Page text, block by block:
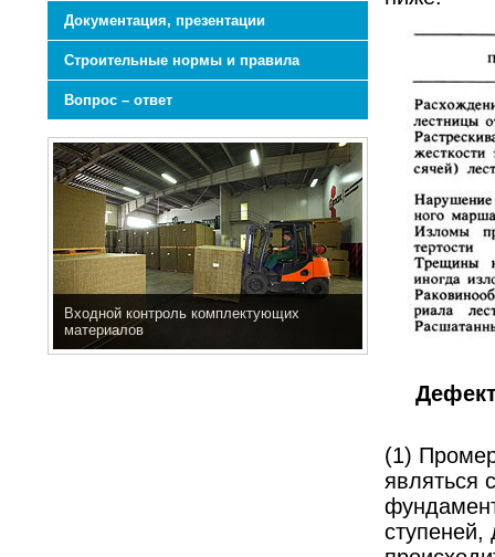
Документация, презентации
Строительные нормы и правила
Вопрос – ответ
Входной контроль комплектующих
материалов
(1)
являться